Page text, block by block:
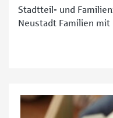
Stadtteil- und
Neustadt Familien
einige spannende
des SOS-